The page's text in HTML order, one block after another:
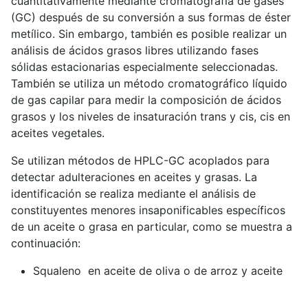
(GC) después de su conversión a sus formas de éster
metílico. Sin embargo, también es posible realizar un
análisis de ácidos grasos libres utilizando fases
sólidas estacionarias especialmente seleccionadas.
También se utiliza un método cromatográfico líquido
de gas capilar para medir la composición de ácidos
grasos y los niveles de insaturación trans y cis, cis en
aceites vegetales.
Se utilizan métodos de HPLC-GC acoplados para
detectar adulteraciones en aceites y grasas. La
identificación se realiza mediante el análisis de
constituyentes menores insaponificables específicos
de un aceite o grasa en particular, como se muestra a
continuación:
Squaleno en aceite de oliva o de arroz y aceite